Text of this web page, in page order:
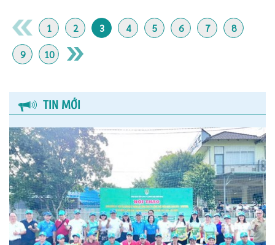
1 2 3 4 5 6 7 8
9 10
TIN MỚI